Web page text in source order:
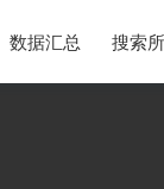
数据汇总 搜索